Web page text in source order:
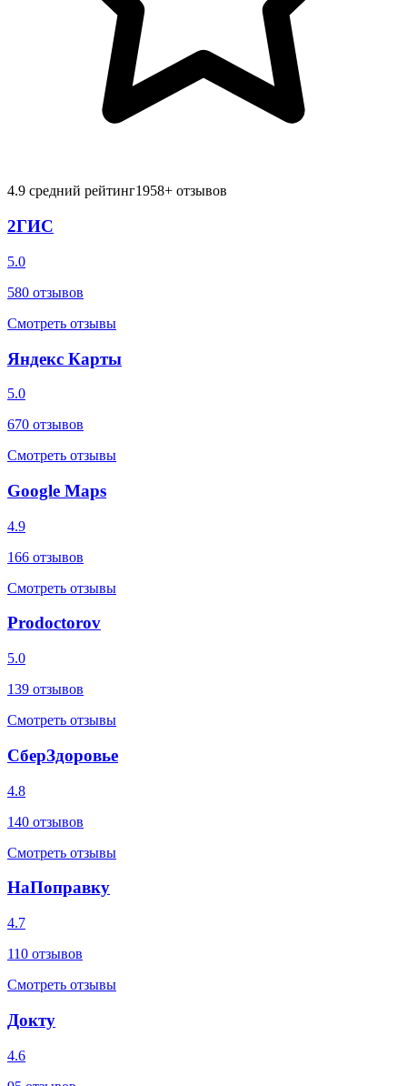
4.9 средний рейтинг1958+ отзывов
2ГИС
5.0
580 отзывов
Смотреть отзывы
Яндекс Карты
5.0
670 отзывов
Смотреть отзывы
Google Maps
4.9
166 отзывов
Смотреть отзывы
Prodoctorov
5.0
139 отзывов
Смотреть отзывы
СберЗдоровье
4.8
140 отзывов
Смотреть отзывы
НаПоправку
4.7
110 отзывов
Смотреть отзывы
Докту
4.6